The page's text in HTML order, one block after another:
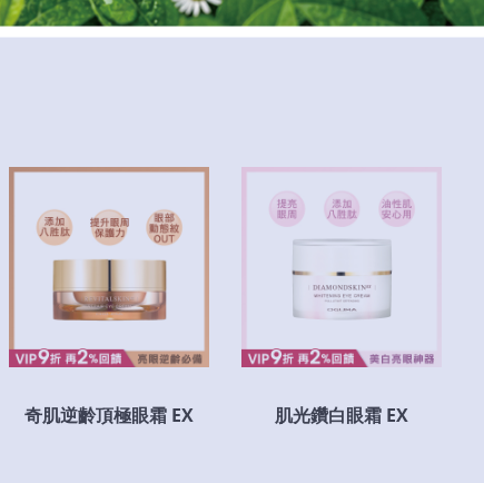
奇肌逆齡頂極眼霜 EX 肌光鑽白眼霜 EX